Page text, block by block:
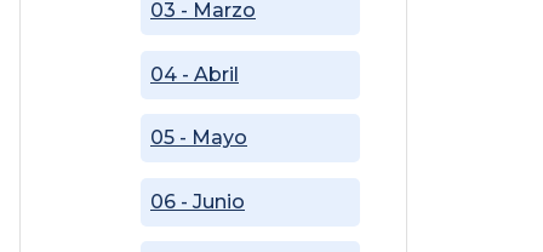
03 - Marzo
04 - Abril
05 - Mayo
06 - Junio